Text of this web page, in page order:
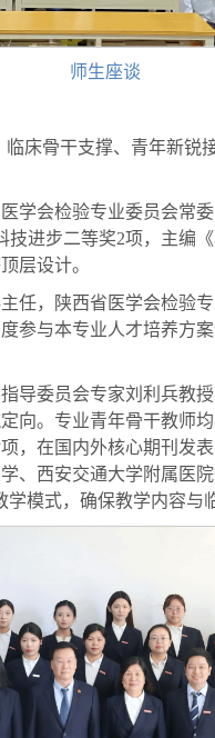
师生座谈
床骨干支撑、青年新
学会检验专业委员会常
进步二等奖2项，主编
层设计。
任，陕西省医学会检验
参与本专业人才培养方
导委员会专家刘利兵教
向。专业青年骨干教师
，在国内外核心期刊发
、西安交通大学附属医
模式，确保教学内容与